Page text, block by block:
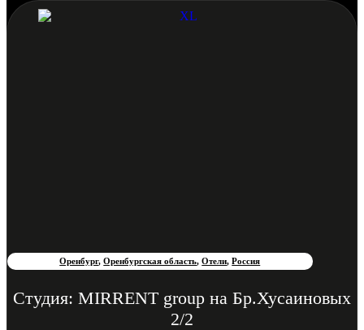
Оренбург,Оренбургская область,Отели,Россия
Студия: MIRRENT group на Бр.Хусаиновых
2/2